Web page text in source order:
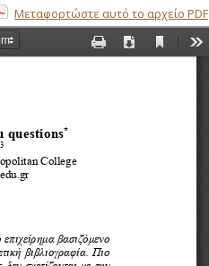
Μεταφορτώστε αυτό το αρχείο PDF